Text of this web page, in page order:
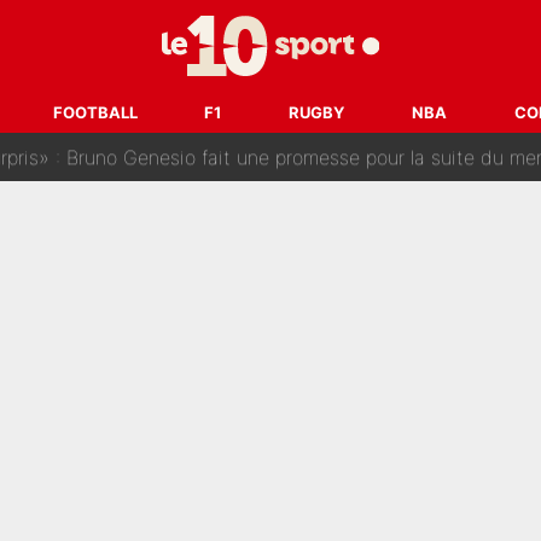
FOOTBALL F1 RUGBY NBA
à 100M€ du PSG qui fait basculer le mercato du
à l’OM : Le départ qui soulage le vestiaire de
: Bruno Genesio fait une promesse pour la suite du